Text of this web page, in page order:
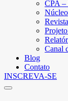
CPA –
Canal
Blog
Contato
INSCREVA-SE